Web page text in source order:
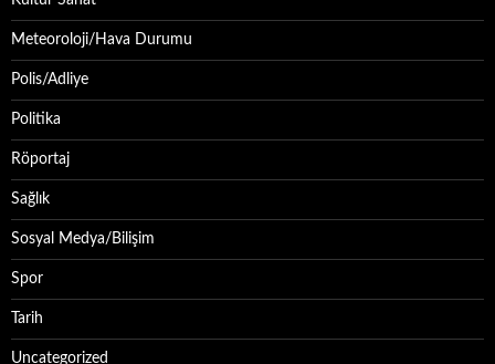
Meteoroloji/Hava Durumu
Polis/Adliye
Politika
Röportaj
Sağlık
Sosyal Medya/Bilişim
Spor
Tarih
Uncategorized